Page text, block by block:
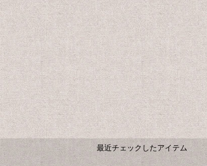
最近チェックしたアイテム